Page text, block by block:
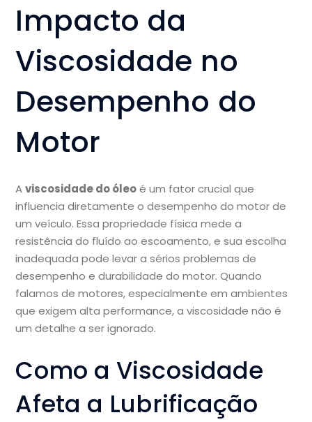
Impacto da
Viscosidade no
Desempenho do
Motor
Aviscosidade do óleoé um fator crucial que
influencia diretamente o desempenho do motor de
um veículo. Essa propriedade física mede a
resistência do fluído ao escoamento, e sua escolha
inadequada pode levar a sérios problemas de
desempenho e durabilidade do motor. Quando
falamos de motores, especialmente em ambientes
que exigem alta performance, a viscosidade não é
um detalhe a ser ignorado.
Como a Viscosidade
Afeta a Lubrificação